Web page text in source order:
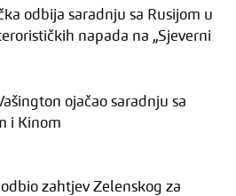
odbija saradnju sa Rusijom u
napada na „Sjeverni
ojačao saradnju sa
i Kinom
odbio zahtjev Zelenskog za